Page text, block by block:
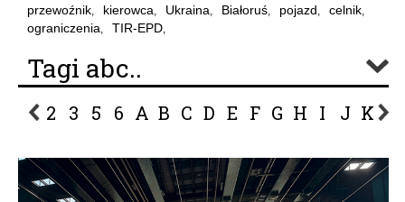
przewoźnik, kierowca, Ukraina, Białoruś, pojazd, celnik,
ograniczenia, TIR-EPD,
Tagi abc..
2 3 5 6 A B C D E F G H I J K L